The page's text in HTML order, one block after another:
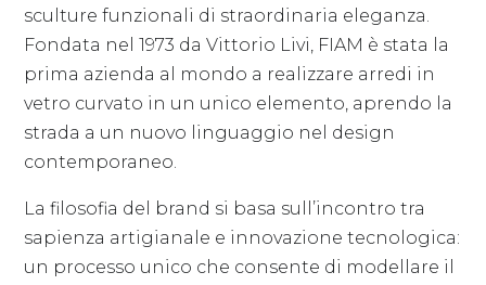
sculture funzionali di straordinaria eleganza.
Fondata nel 1973 da Vittorio Livi, FIAM è stata la
prima azienda al mondo a realizzare arredi in
vetro curvato in un unico elemento, aprendo la
strada a un nuovo linguaggio nel design
contemporaneo.
La filosofia del brand si basa sull’incontro tra
sapienza artigianale e innovazione tecnologica:
un processo unico che consente di modellare il